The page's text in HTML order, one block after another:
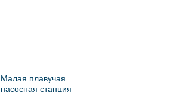
Малая плавучая
насосная станция